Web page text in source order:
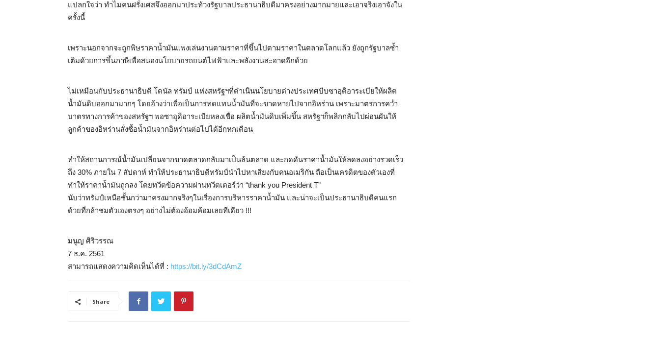
แปลกใจว่า ทำไมคนฝรั่งเศสจึงออกมาประท้วงรัฐบาลประธานาธิบดีมาครงอย่างมากมายและเอาจริงเอาจังใน
ครั้งนี้
เพราะนอกจากจะถูกพิษราคาน้ำมันแพงเล่นงานตามราคาที่ขึ้นไปตามราคาในตลาดโลกแล้ว ยังถูกรัฐบาลซ้ำ
เติมด้วยการขึ้นภาษีเพื่อสนองนโยบายรถยนต์ไฟฟ้าและพลังงานสะอาดอีกด้วย
ไม่เหมือนกับประธานาธิบดี โดนัล ทรัมป์ แห่งสหรัฐฯที่ดำเนินนโยบายต่างประเทศบีบซาอุดิอาระเบียให้ผลิต
น้ำมันดิบออกมามากๆ โดยอ้างว่าเพื่อเป็นการทดแทนน้ำมันที่จะขาดหายไปจากอิหร่าน เพราะมาตรการคว่ำ
บาตรทางการค้าของสหรัฐฯ พอซาอุดิอาระเบียหลงเชื่อ ผลิตน้ำมันดิบเพิ่มขึ้น สหรัฐฯก็พลิกกลับไปผ่อนผันให้
ลูกค้าของอิหร่านสั่งซื้อน้ำมันจากอิหร่านต่อไปได้อีกหกเดือน
ทำให้สถานการณ์น้ำมันเปลี่ยนจากขาดตลาดกลับมาเป็นล้นตลาด และกดดันราคาน้ำมันให้ลดลงอย่างรวดเร็ว
ถึง 30% ภายใน 7 สัปดาห์ ทำให้ประธานาธิบดีทรัมป์นำไปหาเสียงกับคนอเมริกัน ถือเป็นเครดิตของตัวเองที่
ทำให้ราคาน้ำมันถูกลง โดยทวีตข้อความผ่านทวีตเตอร์ว่า “thank you President T”
นับว่าทรัมป์เหนือชั้นกว่ามาครงมากจริงๆในเรื่องการบริหารราคาน้ำมัน และน่าจะเป็นประธานาธิบดีคนแรก
ด้วยที่กล้าชมตัวเองตรงๆ อย่างไม่ต้องอ้อมค้อมเลยทีเดียว !!!
มนูญ ศิริวรรณ
7 ธ.ค. 2561
สามารถแสดงความคิดเห็นได้ที่ : https://bit.ly/3dCdAmZ
Share